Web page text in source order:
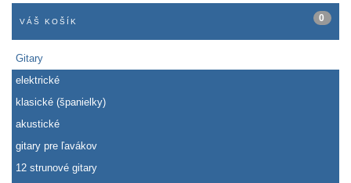
VÁŠ KOŠÍK 0
Gitary
elektrické
klasické (španielky)
akustické
gitary pre ľavákov
12 strunové gitary